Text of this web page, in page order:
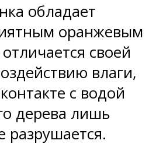
обладает
оранжевым
своей
влаги,
с водой
дерева лишь
разрушается.